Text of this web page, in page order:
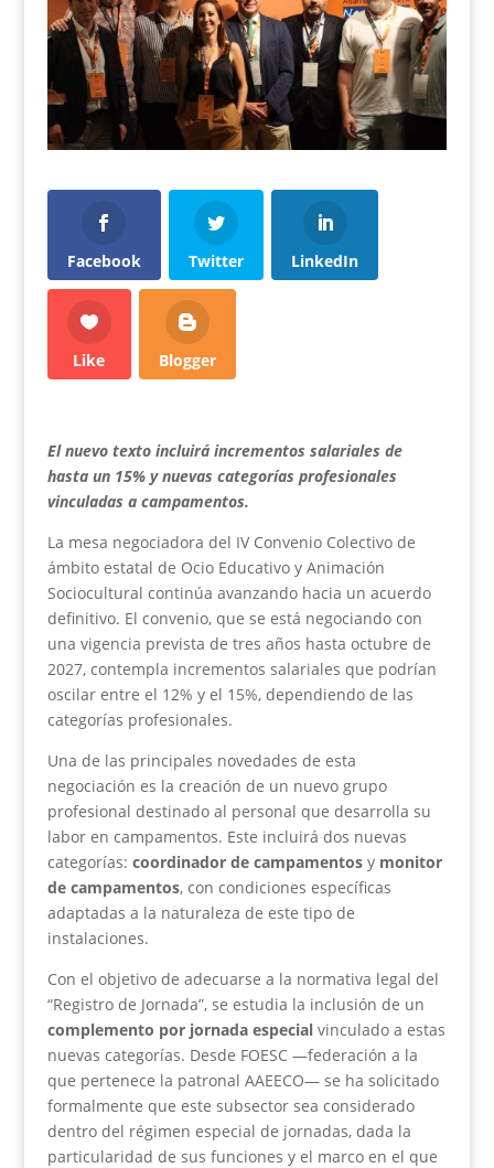
Facebook Twitter LinkedIn
Like Blogger
El nuevo texto incluirá incrementos salariales de
hasta un 15% y nuevas categorías profesionales
vinculadas a campamentos.
La mesa negociadora del IV Convenio Colectivo de
ámbito estatal de Ocio Educativo y Animación
Sociocultural continúa avanzando hacia un acuerdo
definitivo. El convenio, que se está negociando con
una vigencia prevista de tres años hasta octubre de
2027, contempla incrementos salariales que podrían
oscilar entre el 12% y el 15%, dependiendo de las
categorías profesionales.
Una de las principales novedades de esta
negociación es la creación de un nuevo grupo
profesional destinado al personal que desarrolla su
labor en campamentos. Este incluirá dos nuevas
categorías: coordinador de campamentosy monitor
de campamentos, con condiciones específicas
adaptadas a la naturaleza de este tipo de
instalaciones.
Con el objetivo de adecuarse a la normativa legal del
“Registro de Jornada”, se estudia la inclusión de un
complemento por jornada especialvinculado a estas
nuevas categorías. Desde FOESC —federación a la
que pertenece la patronal AAEECO— se ha solicitado
formalmente que este subsector sea considerado
dentro del régimen especial de jornadas, dada la
particularidad de sus funciones y el marco en el que